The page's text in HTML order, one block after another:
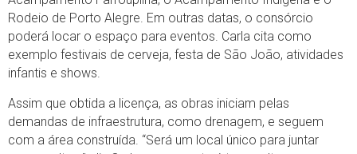
Rodeio de Porto Alegre. Em outras datas, o consórcio
poderá locar o espaço para eventos. Carla cita como
exemplo festivais de cerveja, festa de São João, atividades
infantis e shows.
Assim que obtida a licença, as obras iniciam pelas
demandas de infraestrutura, como drenagem, e seguem
com a área construída. “Será um local único para juntar